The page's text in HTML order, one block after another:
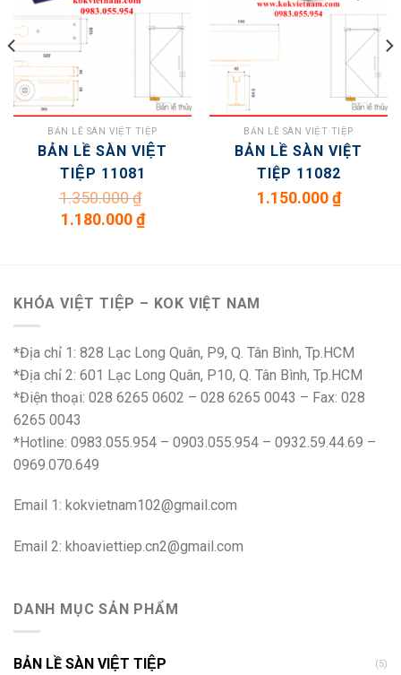
BẢN LỀ SÀN VIỆT TIỆP
BẢN LỀ SÀN VIỆT
TIỆP 11081
1.350.000₫
Giá
gốc
1.180.000₫Giá
hiện
BẢN LỀ SÀN VIỆT TIỆP
BẢN LỀ SÀN VIỆT
TIỆP 11082
1.150.000₫
KHÓA VIỆT TIỆP – KOK VIỆT NAM
*Địa chỉ 1: 828 Lạc Long Quân, P9, Q. Tân Bình, Tp.HCM
*Địa chỉ 2: 601 Lạc Long Quân, P10, Q. Tân Bình, Tp.HCM
*Điện thoại: 028 6265 0602 – 028 6265 0043 – Fax: 028
6265 0043
*Hotline: 0983.055.954 – 0903.055.954 – 0932.59.44.69 –
0969.070.649
Email 1: kokvietnam102@gmail.com
Email 2: khoaviettiep.cn2@gmail.com
DANH MỤC SẢN PHẨM
BẢN LỀ SÀN VIỆT TIỆP (5)